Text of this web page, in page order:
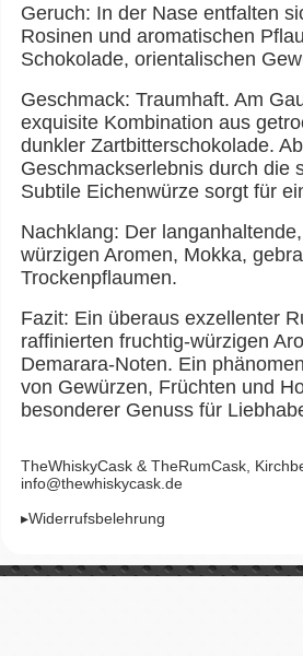
Geruch: In der Nase entfalten
Rosinen und aromatischen
Schokolade, orientalischen
Geschmack: Traumhaft. Am
exquisite Kombination aus
dunkler Zartbitterschokolade.
Geschmackserlebnis durch die
Subtile Eichenwürze sorgt für
Nachklang: Der
würzigen Aromen, Mokka,
Trockenpflaumen.
Fazit: Ein überaus exzellenter
raffinierten fruchtig-würzigen
Demarara-Noten. Ein
von Gewürzen, Früchten und
besonderer Genuss für
TheWhiskyCask & TheRumCask,
info@thewhiskycask.de
▸Widerrufsbelehrung